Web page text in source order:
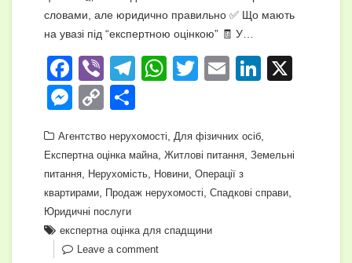
словами, але юридично правильно ✅ Що мають
на увазі під “експертною оцінкою” 🧾 У…
F
a
c
e
b
o
o
k
Vi
b
er
T
gr
a
m
W
s
A
p
T
er
E
Li
e
n
M
ss
e
n
g
er
C
p
y
Li
n
k
ді
л
и
т
и
Агентство нерухомості Для фізичних осіб
Експертна оцінка майна Житлові питання Земельні
питання Нерухомість Новини Операції з
квартирами Продаж нерухомості Спадкові справи
Юридичні послуги
експертна оцінка для спадщини
Leave a comment